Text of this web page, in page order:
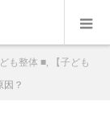
も整体 ■,
【子ども
因？